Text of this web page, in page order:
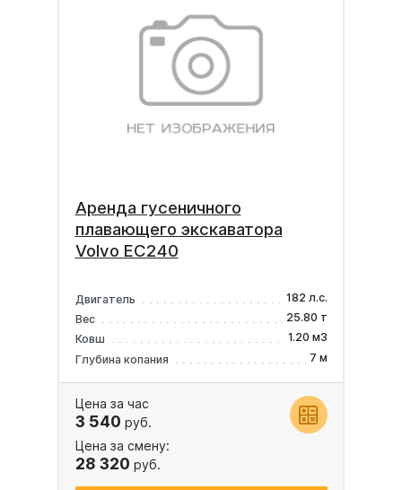
Аренда гусеничного
плавающего экскаватора
Volvo EC240
Двигатель
182 л.с.
Вес
25.80 т
Ковш
1.20 м3
Глубина копания
7 м
Цена за час
3 540 руб.
Цена за смену:
28 320 руб.